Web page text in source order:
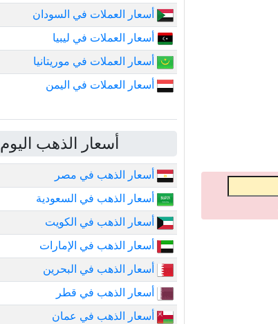
أسعار العملات في السودان
أسعار العملات في ليبيا
أسعار العملات في موريتانيا
أسعار العملات في اليمن
أسعار الذهب اليوم
أسعار الذهب في مصر
أسعار الذهب في السعودية
أسعار الذهب في الكويت
أسعار الذهب في الإمارات
أسعار الذهب في البحرين
أسعار الذهب في قطر
أسعار الذهب في عمان